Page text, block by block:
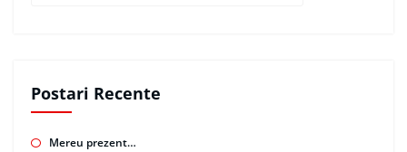
Postari Recente
Mereu prezent…